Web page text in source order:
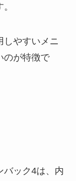
しやすいメニ
のが特徴で
バック4は、内